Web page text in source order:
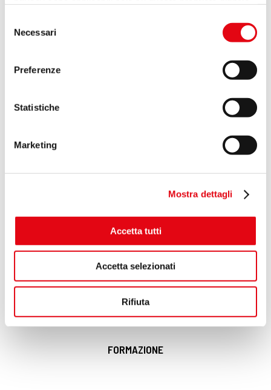
modificare o revocare il proprio consenso in qualsiasi
momento dalla Dichiarazione sui cookie o facendo clic
raccogliere informazioni sulla tua posizione
geografica, con un'approssimazione di qualche
Identificare il tuo dispositivo, scansionandolo
Approfondisci come vengono elaborati i tuoi dati personali
Utilizziamo i cookie per personalizzare contenuti ed
annunci, per fornire funzionalità dei social media e per
analizzare il nostro traffico. Condividiamo inoltre
nostri partner che si occupano di analisi dei dati web,
con altre informazioni che hai fornito loro o che hanno
delNecessari
Preferenze
Statistiche
Marketing
Mostra dettagli
Accetta tutti
Accetta selezionati
Rifiuta
FORMAZIONE